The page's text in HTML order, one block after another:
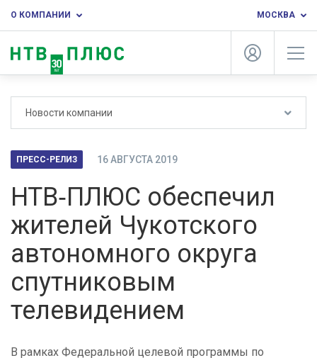
О КОМПАНИИ МОСКВА
Новости компании
ПРЕСС-РЕЛИЗ 16 АВГУСТА 2019
НТВ‑ПЛЮС обеспечил
жителей Чукотского
автономного округа
спутниковым
телевидением
В рамках Федеральной целевой программы по